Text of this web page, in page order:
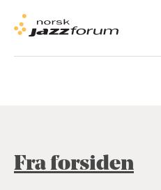
Fra forsiden